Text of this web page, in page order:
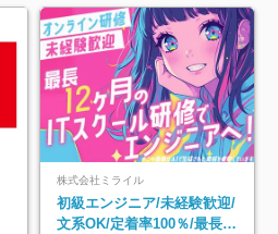
株式会社ミライル
初級エンジニア/未経験歓迎/
文系OK/定着率100％/最長1